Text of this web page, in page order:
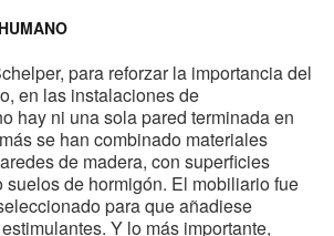
para reforzar la importancia del
en las instalaciones de
hay ni una sola pared terminada en
se han combinado materiales
de madera, con superficies
suelos de hormigón. El mobiliario fue
para que añadiese
Y lo más importante,